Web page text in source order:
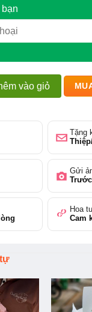
số lượng
vào giỏ
Tặng
Gửi
Hoa
Cam